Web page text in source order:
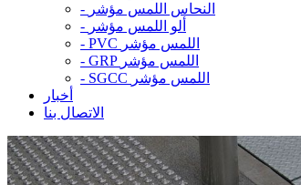
- النحاس اللمس مؤشر
- ألو اللمس مؤشر
-
PVC اللمس مؤشر
-
GRP اللمس مؤشر
-
SGCC اللمس مؤشر
أخبار
الاتصال بنا